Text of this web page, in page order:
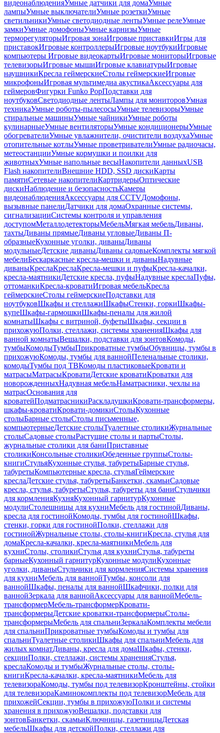
видеонаблюденияУмные датчики для домаУмные
лампыУмные выключателиУмные розеткиУмные
светильникиУмные светодиодные лентыУмные релеУмные
замкиУмные домофоныУмные карнизыУмные
терморегуляторыИгровая зонаИгровые приставкиИгры для
приставокИгровые контроллерыИгровые ноутбукиИгровые
компьютеры Игровые видеокартыИгровые мониторыИгровые
телевизорыИгровые мышиИгровые клавиатурыИгровые
наушникиКресла геймерскиеСтолы геймерскиеИгровые
микрофоныИгровая мультимедиа акустикаАксессуары для
геймеровФигурки Funko PopПодставки для
ноутбуковСветодиодные лентыЛампы для мониторовУмная
техникаУмные роботы-пылесосыУмные телевизорыУмные
стиральные машиныУмные чайникиУмные роботы
кулинарныеУмные вентиляторыУмные кондиционерыУмные
обогревателиУмные увлажнители, очистители воздухаУмные
отопительные котлыУмные проветривателиУмные радиочасы,
метеостанцииУмные кормушки и поилки для
животныхУмные напольные весыНакопители данныхUSB
Flash накопителиВнешние HDD, SSD дискиКарты
памятиСетевые накопителиКартридерыОптические
дискиНаблюдение и безопасностьКамеры
видеонаблюденияАксессуары для CCTVДомофоны,
вызывные панелиДатчики для домаОхранные системы,
сигнализацииСистемы контроля и управления
доступомМеталлодетекторыМебельМягкая мебельДиваны,
тахтыДиваны прямыеДиваны угловыеДиваны П-
образныеКухонные уголки, диваныДиваны
модульныеДетские диваныДиваны садовыеКомплекты мягкой
мебелиБескаркасные кресла-мешки и диваныНадувные
диваныКреслаКреслаКресла-мешки и пуфыКресла-качалки,
кресла-маятникиДетские кресла, пуфыНадувные креслаПуфы,
оттоманкиКресла-кроватиИгровая мебельКресла
геймерскиеСтолы геймерскиеПодставки для
ноутбуковШкафы и стеллажиШкафыСтенки, горкиШкафы-
купеШкафы-гармошкиШкафы-пеналы для жилой
комнатыШкафы с витриной, буфетыШкафы, секции в
прихожуюПолки, стеллажи, системы храненияШкафы для
ванной комнатыВешалки, подставки для зонтовКомоды,
тумбыКомодыТумбыПрикроватные тумбыОбувницы, тумбы в
прихожуюКомоды, тумбы для ваннойПеленальные столики,
комодыТумбы под ТВКомоды пластиковыеКровати и
матрасыМатрасыКроватиДетские кроватиКроватки для
новорожденныхНадувная мебельНаматрасники, чехлы на
матрасОснования для
кроватейПодматрасникиРаскладушкиКровати-трансформеры,
шкафы-кроватиКровати-домикиСтолыКухонные
столыБарные столыСтолы письменные,
компьютерныеДетские столыТуалетные столикиЖурнальные
столыСадовые столыРастущие столы и партыСтолы,
журнальные столики для баниПриставные
столикиКонсольные столикиОбеденные группыСтолы-
книгиСтульяКухонные стулья, табуретыБарные стулья,
табуретыКомпьютерные кресла, стульяГеймерские
креслаДетские стулья, табуретыБанкетки, скамьиСадовые
кресла, стулья, табуретыСтулья, табуреты для баниСтульчики
для кормленияКухняКухонный гарнитурКухонные
модулиСтолешницы для кухниМебель для гостинойДиваны,
кресла для гостинойКомоды, тумбы для гостинойШкафы,
стенки, горки для гостинойПолки, стеллажи для
гостинойЖурнальные столы, столы-книгиКресла, стулья для
домаКресла-качалки, кресла-маятникиМебель для
кухниСтолы, столикиСтулья для кухниСтулья, табуреты
барныеКухонный гарнитурКухонные модулиКухонные
уголки, диваныСтульчики для кормленияСистемы хранения
для кухниМебель для ваннойТумбы, консоли для
ваннойШкафы, пеналы для ваннойШкафчики, полки для
ваннойЗеркала для ваннойАксессуары для ваннойМебель-
трансформерМебель-трансформерКровати-
трансформерыДетские кроватки-трансформерыСтолы-
трансформерыМебель для спальниЗеркалаКомплекты мебели
для спальниПрикроватные тумбыКомоды и тумбы для
спальниТуалетные столикиШкафы для спальниМебель для
жилых комнатДиваны, кресла для домаШкафы, стенки,
секцииПолки, стеллажи, системы храненияСтулья,
креслаКомоды и тумбыЖурнальные столы, столы-
книгиКресла-качалки, кресла-маятникиМебель для
телевизораКомоды, тумбы под телевизорКронштейны, стойки
для телевизораКаминокомплекты под телевизорМебель для
прихожейСекции, тумбы в прихожуюПолки и системы
хранения в прихожуюВешалки, подставки для
зонтовБанкетки, скамьиКлючницы, газетницыДетская
мебельШкафы для детскойПолки, стеллажи для